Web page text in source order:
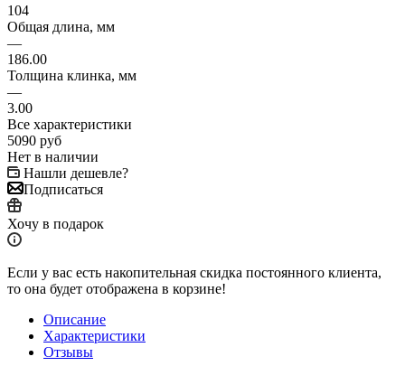
104
Общая длина, мм
—
186.00
Толщина клинка, мм
—
3.00
Все характеристики
5090 руб
Нет в наличии
Нашли дешевле?
Подписаться
Хочу в подарок
Если у вас есть накопительная скидка постоянного клиента,
то она будет отображена в корзине!
Описание
Характеристики
Отзывы